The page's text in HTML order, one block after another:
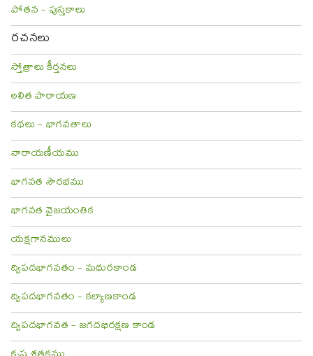
పోతన - పుస్తకాలు
రచనలు
స్తోత్రాలు కీర్తనలు
లలిత పారాయణ
కథలు - భాగవతాలు
నారాయణీయము
భాగవత సౌరభము
భాగవత వైజయంతిక
యక్షగానములు
ద్విపదభాగవతం - మధురకాండ
ద్విపదభాగవతం - కల్యాణకాండ
ద్విపదభాగవత - జగదభిరక్షణ కాండ